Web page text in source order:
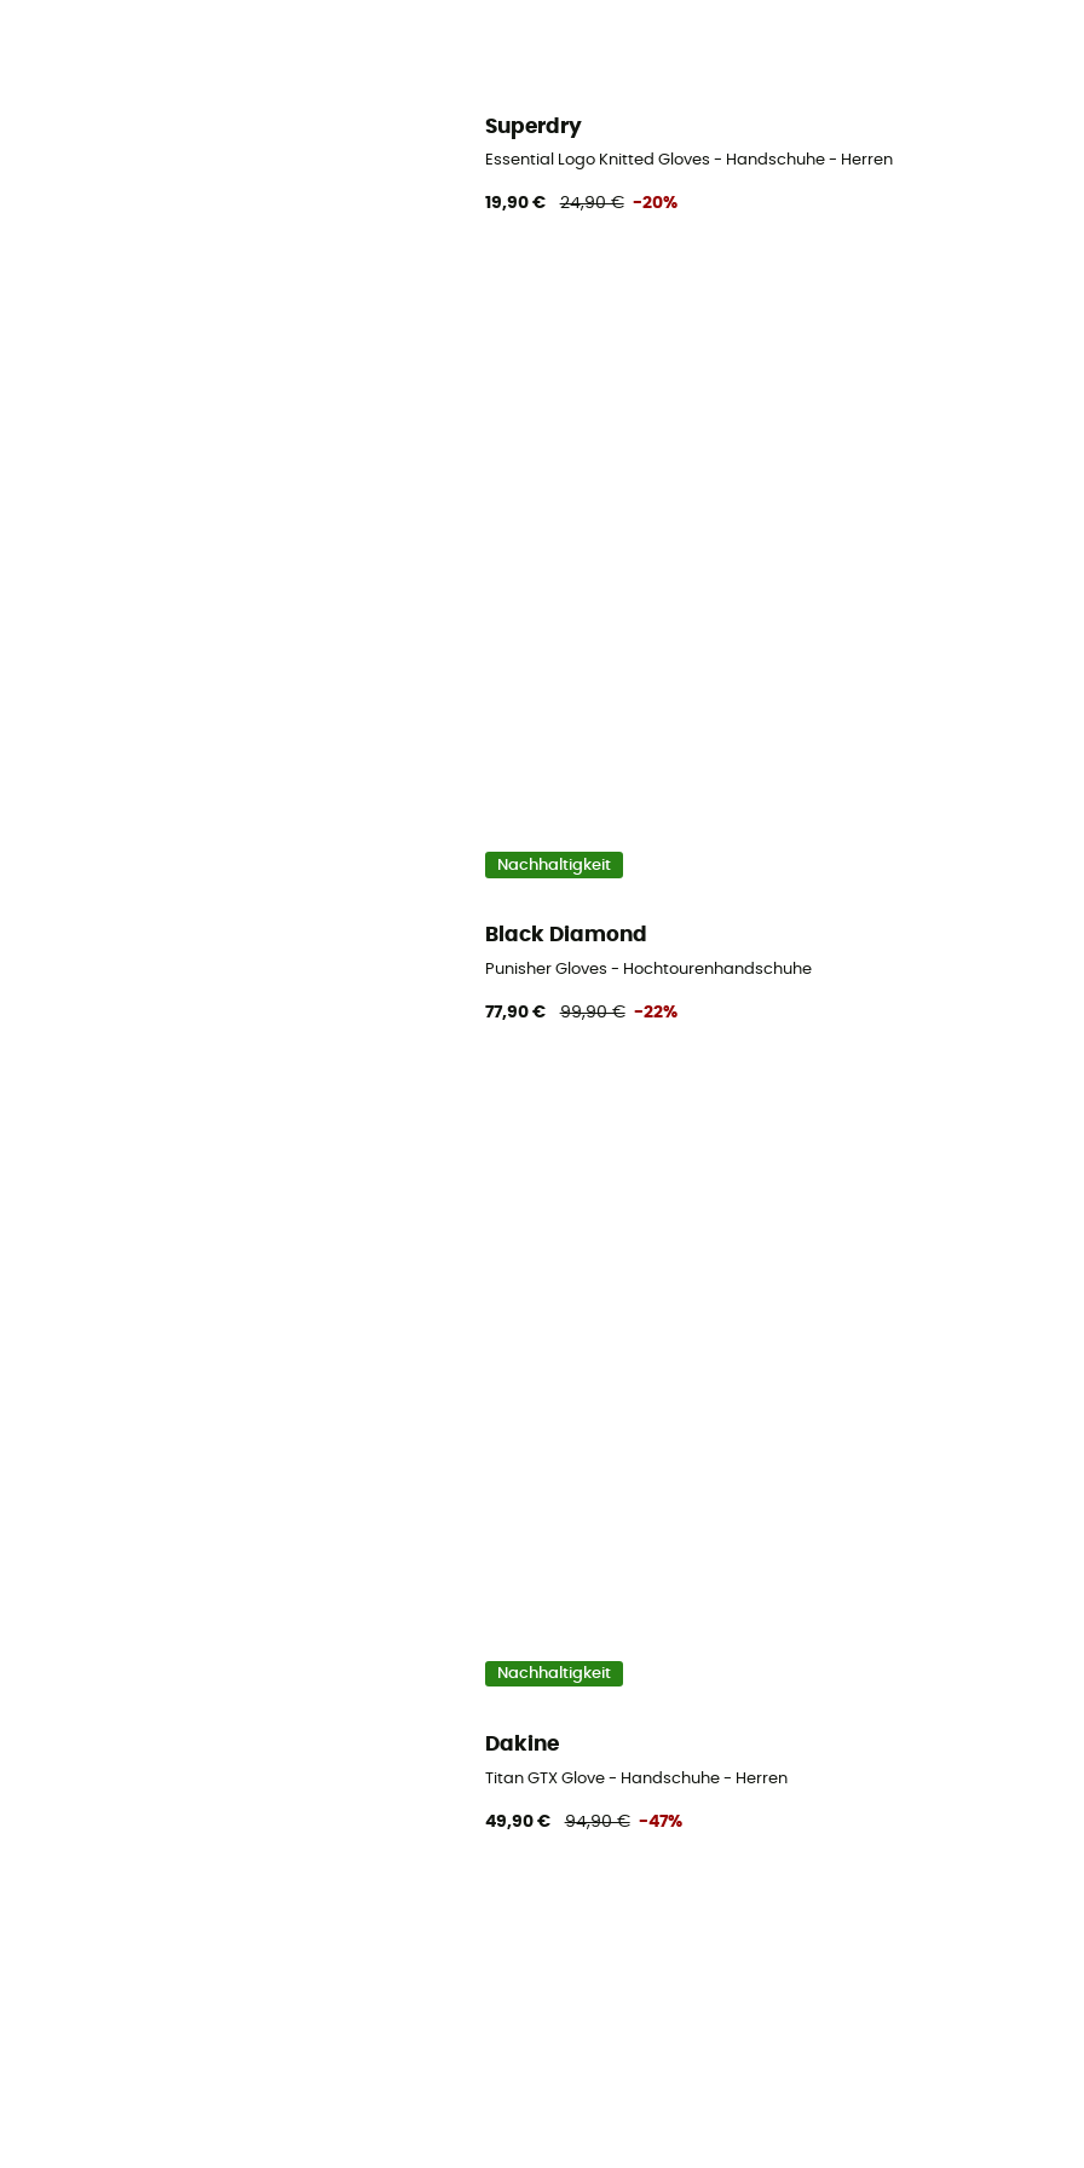
Superdry
Essential Logo Knitted Gloves - Handschuhe - Herren
19,90 € 24,90 € -20%
Nachhaltigkeit
Black Diamond
Punisher Gloves - Hochtourenhandschuhe
77,90 € 99,90 € -22%
Nachhaltigkeit
Dakine
Titan GTX Glove - Handschuhe - Herren
49,90 € 94,90 € -47%